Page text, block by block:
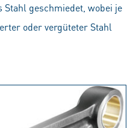
Stahl geschmiedet, wobei je
oder vergüteter Stahl